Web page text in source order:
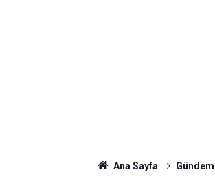
Ana Sayfa Gündem